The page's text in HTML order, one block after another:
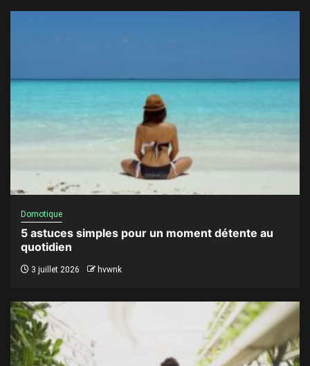
Domotique
5 astuces simples pour un moment détente au
quotidien
3 juillet 2026 hvwnk